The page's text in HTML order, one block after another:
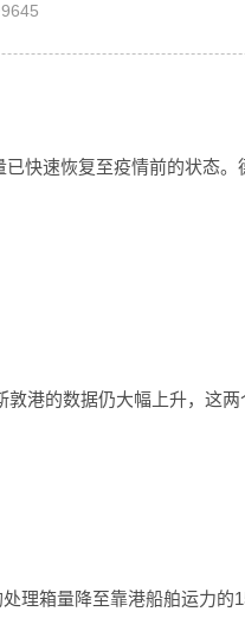
9645
速恢复至疫情前的状态。
的数据仍大幅上升，这两
箱量降至靠港船舶运力的